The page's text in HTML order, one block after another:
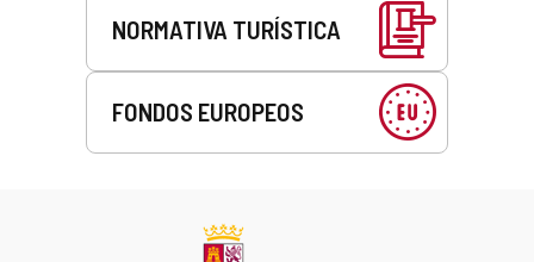
NORMATIVA TURÍSTICA
FONDOS EUROPEOS